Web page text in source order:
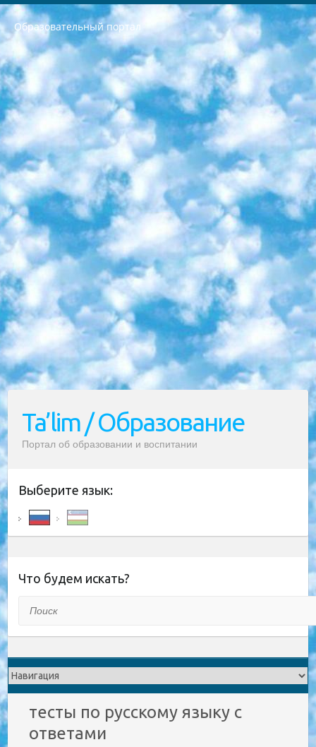
Образовательный портал
РЕСПУБЛИКА УЗБЕКИСТАН МИНИСТРЕРСТВО ДОШКОЛЬНОГО И ШКОЛЬНОГО ОБРАЗОВАНИЯ КОМАНДА в общеобразовательных учреждениях в 2023-2024 учебном году организация и проведение итоговой государственной аттестации обучающихся о Министра дошкольного и школьного образования Республики Узбекистан от 4 марта 2008 года (постановлением Минюста от 20 марта 2008 года № 1778 государственной регистрации) «Итоговое состояние учащихся общего среднего образования на основании положения об утверждении положения об аттестации общего среднего образования выпускной экзамен студентов в образовательных учреждениях в 2023-2024 учебном году В целях организации и прохождения аттестации приказываю: 1. Следующее: перечень предметов, по которым будет проводиться итоговая государственная аттестация и экзамен формы перевода согласно приложению 1; сертификаты международного образца, оценивающие уровень владения иностранными языками перечень согласно приложению 2; 2. Педагогический при специализированных образовательных учреждениях. научно-практический центр квалификации и международной оценки (Д.Давидова) 2024 г. До 25 марта: задания по предметам, по которым будет проводиться итоговая аттестация разработка и утверждение технических условий; итоговая аттестация на основании разработанного предметного задания разработка вопросов по предметам (устно и письменно), экзамен передача; общеобразовательные средние школы и специальные учебные заведения учащиеся выпускных классов школ и интернатов в агентской системе подготовка базы данных экзаменационных материалов и критериев оценки; перевод базы экзаменационных материалов на все языки обучения подать в Республиканский образовательный центр для изготовления; варианты экзаменов на основе разработанных контрольных материалов пусть будут поставлены задачи формирования. 3. Республиканский образовательный центр (Ш.Худайкулов) до 5 апреля 2024 года. до: база данных предоставленных экзаменационных материалов на все языки обучения перевод и экспертиза; для слепых, слабовидящих, глухих, слабослышащих и умственно отсталых детей учащиеся выпускных классов специализированных школ и школ-интернатов база данных экзаменационных материалов на всех преподаваемых языках подготовка критериев оценки; специализированные школы для умственно отсталых детей и технологии для учащихся выпускных классов школ-интернатов разработка соответствующих рекомендаций и критериев проведения ЕГЭ по естествознанию давать задания. 4. Педагогический при специализированных образовательных учреждениях. Научно-практический центр навыков и международной оценки (Д.Давидова), Республика образовательный центр (Худайкулов Ш.) итоговый государственный аттестационный экзамен ориентирован на творческое и логическое мышление при подготовке базы материалов учитывать введение заданий. 5. Следует отметить, что: сертификат государственного образца о знании общеобразовательного предмета и как минимум национальный уровень B1 по предметам на иностранных языках, указанным в Приложении 2. или международно признанный сертификат эквивалентного уровня студенты, изучающие определенный предмет, освобождаются от экзамена; по соответствующим предметам запланирована итоговая государственная аттестация за день до дня, путем жеребьевки Рабочей группой (в письменной форме по предметам, проводимым в форме) из числа сформированных вариантов выбрано 2 варианта; 2 выбранных варианта экзамена анонсированы на официальном сайте министерства и все выпускники по всей стране на основе этих вариантов проводит итоговую государственную аттестацию. 6. Государственное образование учащихся средних общеобразовательных учреждений. знания в соответствии с квалификационными требованиями, которые необходимо приобрести на основании стандартов итоговый (выпускной) контроль для 9 и 11 классов в целях тестирования Экзамены (далее – экзамены) состоят из предметов, перечисленных в приложении 1. будет сделано. 7. Экзамены пройдут с 26 мая по 15 июня 2024 г. (кроме науки физического воспитания). 8. Физическая для учащихся 9 классов общесредних образовательных учреждений. Экзамены по предмету «Образование, квалификация медицина» 1-6 мая 2024 года. сотрудники перевести под присмотр (с отклонениями в физическом или умственном развитии) специализированная школа для детей, школы-интернаты и со сколиозом школы-интернаты санаторного типа для больных детей исключены). 9. Он был слепым, слабовидящим и имел нарушения опорно-двигательного аппарата. экзамены в специализированных школах и интернатах для детей должны проводиться исходя из требований, предъявляемых к общеобразовательным учреждениям (физкультура кроме науки). 10. Специализированная школа для глухих и слабослышащих детей. и экзамены в интернатах и быть реализован в виде письменного теста по математике. 11. Специальность для умственно отсталых детей. Для 9 класса Родной язык и литературное письмо Государственный язык (язык обучения – узбекский). для неклассов) написано Математическое письмо Письменная/устная история Узбекистана Физическое воспитание практично Итоговый контроль Для 11 класса Написание родного языка и литературы (эссе) Математическое письмо Узбекский язык (обучение на узбекском языке) не посещающее общее среднее образование для учреждений)/Образовательное учреждение выбор письменный и устный Иностранный язык письменный/устный Письменная/устная история Узбекистана *По выбору студента:  Химия  Физика  Основы государственного права  География 10 бесплатных образовательных ресурсов - Мы составили подборку онлайн-проектов с интерактивными упражнениями, видеолекциями и статьями. Они помогут вам обрести новые и освежить старые знания бесплатно. 1. «ИНТУИТ» Старейшая образовательная площадка Рунета. Здесь вы найдёте сотни текстовых и видеокурсов на десятки различных тем — от программирования до психологии. Многие курсы подготовлены российскими университетами и крупными международными компаниями вроде Intel и Microsoft. Самостоятельное обучение бесплатное, но желающие могут оплатить услуги персональных наставников. 2. «Смартия» знакомит с актуальными профессиями и подсказывает, как им обучаться. Выбрав заинтересовавшую вас специальность — SMM-специалист, фотограф, веб-дизайнер или другую, — увидите список необходимых для неё умений. Чтобы вы могли освоить их самостоятельно, для каждого умения площадка отображает подборку ссылок на учебные материалы. Хотя «Смартия» ориентируется на русскоязычную аудиторию, часть контента всё же доступна только на английском. 3. «Лекторий Физтеха» Проект Московского физико-технического института (Физтеха). С его помощью вы можете смотреть онлайн серии лекций, записанные на видео в этом вузе. В числе доступных предметов — физика, биология, химия, информационные технологии и другие. К некоторым лекциям администрация ресурса прилагает готовые конспекты, которые можно скачивать в PDF-формате. 4. ITMOcourses Онлайн-площадка Санкт-Петербургского национального исследовательского университета информационных технологий, механики и оптики (ИТМО). Ресурс предоставляет свободный доступ к курсам, разработанным в этом вузе. Каталог материалов разбит на четыре категории: «Оптические системы и технологии», «Приборостроение и робототехника», «Информационные технологии» и «Биотехнологии». Курсы состоят из видеолекций, интерактивных демонстраций и заданий. 5. «КиберЛенинка» Электронная научная библиотека открытого доступа. Каталог площадки регулярно обрастает текстами статей из различных научных изданий. Сгруппированные по журналам и рубрикам публикации можно читать онлайн или скачивать целиком в PDF-формате. Проект нацелен на популяризацию науки за счёт открытого доступа к качественной информации. 6. «ПостНаука» На этом ресурсе публикуют подборки видеолекций, составленные экспертами из разных отраслей и объединённые общими темами. Среди них, к примеру, есть серии «Биоинформатика и геномика», «Культура средневековой Скандинавии» и Cinema Studies о теории кино. Каждая подборка лекций — логически связанная история, рассказанная экспертом от первого лица. Кроме того, на сайте появляются научно-образовательные статьи и тесты на разные темы. 7. «Newочём» Команда проекта «Newочём» отбирает самые интересные тексты из англоязычных СМИ и переводит те из них, за которые голосуют участники сообщества «ВКонтакте». По большей части это научно-популярные статьи. Редакторы придумывают лишь заголовки, в остальном содержание переводов соответствует оригиналам. Полные тексты можно читать прямо в социальной сети. 8. InternetUrok Онлайн-база материалов по основным дисциплинам школьной программы. Информация на сайте структурирована по классам, предметам и темам (урокам). Каждый урок состоит из видеолекций и конспектов. Есть также интерактивные тренажёры и тесты для закрепления пройденного материала. Даже если вы давно окончили школу, возможность повторить программу старших классов всегда может пригодиться. 9. Edutainme Ещё один ресурс об образовании. В отличие от Newtonew, как мне кажется, Edutainme больше ориентируется на представителей индустрии: педагогов, предпринимателей, разработчиков образовательных проектов. Но и любой, кто просто стремится к саморазвитию, найдёт на сайте много полезного и интересного для себя. Например, информацию о новых курсах и образовательных сервисах. 10. Newtonew Онлайн-медиа об образовании и обучении в широком смысле. Авторы Newtonew пишут об инструментах, заведениях, тактиках и стратегиях, которые помогают учить других и получать новые знания самостоятельно. На этой площадке вы найдёте новости, обзоры, аналитические мат
Ta’lim / Образование
Портал об образовании и воспитании
Выберите язык:
Что будем искать?
тесты по русскому языку с
ответами